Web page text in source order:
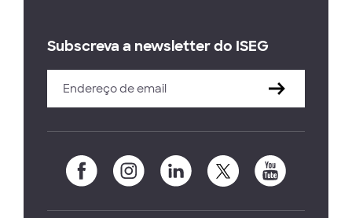
Subscreva a newsletter do ISEG